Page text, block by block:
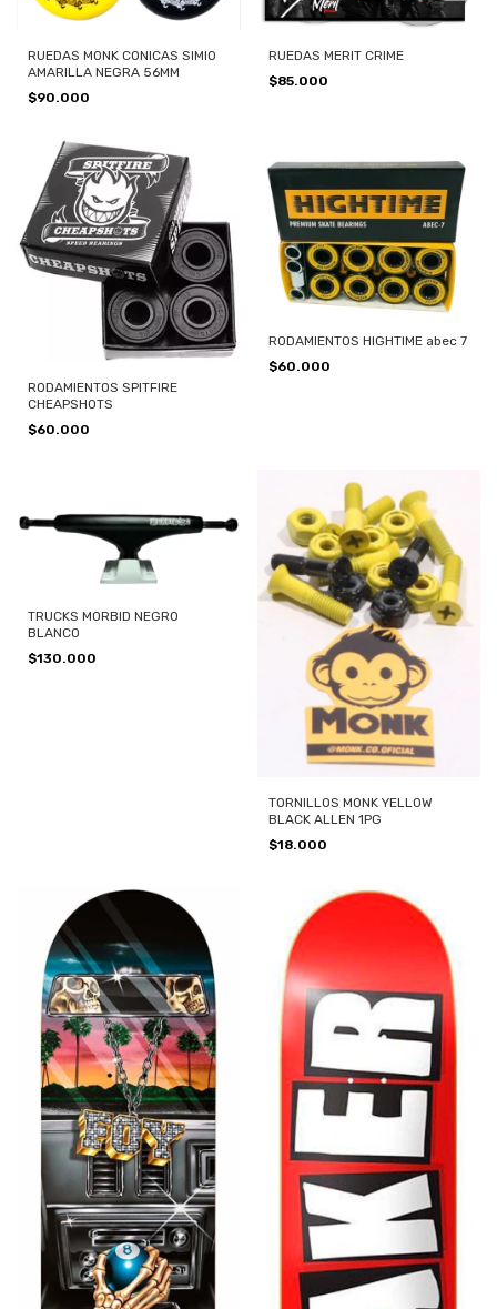
RUEDAS MONK CONICAS SIMIO
AMARILLA NEGRA 56MM
$90.000
RUEDAS MERIT CRIME
$85.000
RODAMIENTOS SPITFIRE
CHEAPSHOTS
$60.000
RODAMIENTOS HIGHTIME abec 7
$60.000
TRUCKS MORBID NEGRO
BLANCO
$130.000
TORNILLOS MONK YELLOW
BLACK ALLEN 1PG
$18.000